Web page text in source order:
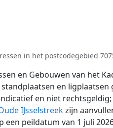
in het postcodegebied
en Gebouwen van het
en
en niet
IJsselstreekzijn
een peildatum van 1 juli